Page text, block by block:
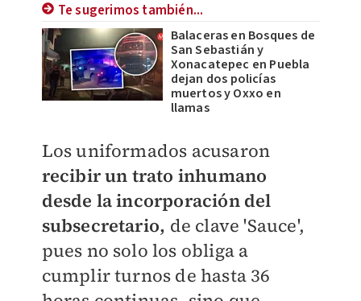
Te sugerimos también...
Balaceras en Bosques de
San Sebastián y
Xonacatepec en Puebla
dejan dos policías
muertos y Oxxo en
llamas
Los uniformados acusaron
recibir un trato inhumano
desde la incorporación del
subsecretario, de clave 'Sauce',
pues no solo los obliga a
cumplir turnos de hasta 36